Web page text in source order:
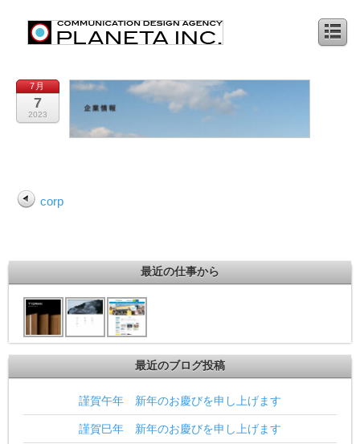
7月
7
2023
corp
最近の仕事から
最近のブログ投稿
謹賀午年 新年のお慶びを申し上げます
謹賀巳年 新年のお慶びを申し上げます